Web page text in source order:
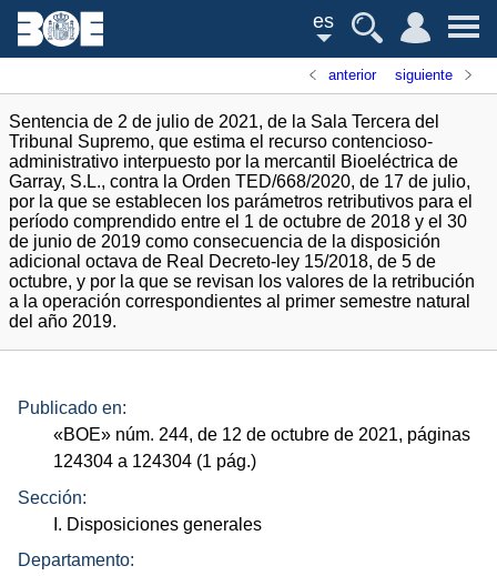
es
anterior siguiente
Sentencia de 2 de julio de 2021, de la Sala Tercera del
Tribunal Supremo, que estima el recurso contencioso-
administrativo interpuesto por la mercantil Bioeléctrica de
Garray, S.L., contra la Orden TED/668/2020, de 17 de julio,
por la que se establecen los parámetros retributivos para el
período comprendido entre el 1 de octubre de 2018 y el 30
de junio de 2019 como consecuencia de la disposición
adicional octava de Real Decreto-ley 15/2018, de 5 de
octubre, y por la que se revisan los valores de la retribución
a la operación correspondientes al primer semestre natural
del año 2019.
Publicado en:
«BOE» núm. 244, de 12 de octubre de 2021, páginas
124304 a 124304 (1 pág.)
Sección:
I. Disposiciones generales
Departamento: